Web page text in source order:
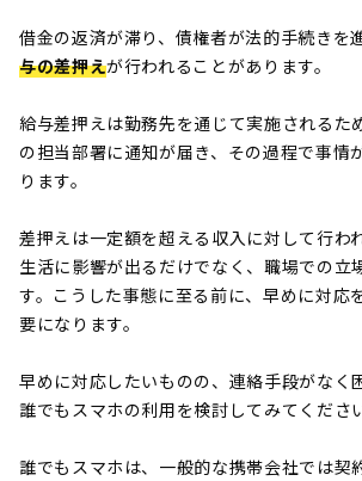
借金の返済が滞り、債権者が法的手続きを
与の差押えが行われることがあります。
給与差押えは勤務先を通じて実施されるた
の担当部署に通知が届き、その過程で事情
ります。
差押えは一定額を超える収入に対して行わ
生活に影響が出るだけでなく、職場での立
す。こうした事態に至る前に、早めに対応
要になります。
早めに対応したいものの、連絡手段がなく
誰でもスマホの利用を検討してみてくださ
誰でもスマホは、一般的な携帯会社では契